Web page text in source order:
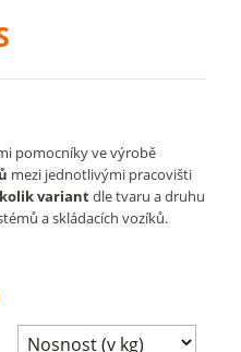
pomocníky ve výrobě
mezi jednotlivými pracovišti
variantdle tvaru a druhu
a skládacích vozíků.